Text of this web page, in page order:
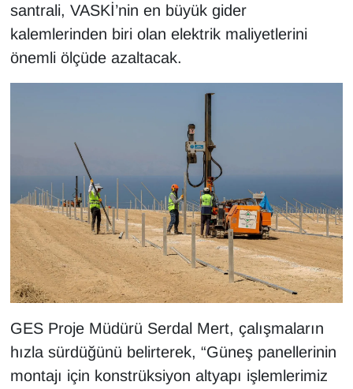
santrali, VASKİ’nin en büyük gider
kalemlerinden biri olan elektrik maliyetlerini
önemli ölçüde azaltacak.
GES Proje Müdürü Serdal Mert, çalışmaların
hızla sürdüğünü belirterek, “Güneş panellerinin
montajı için konstrüksiyon altyapı işlemlerimiz
SAĞLIK
Seri İlan
TEBRİK
TEKNOLOJİ
Turizm
VAN'DA SPOR
Vasıta